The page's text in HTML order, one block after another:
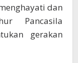
dan
Pancasila
gerakan